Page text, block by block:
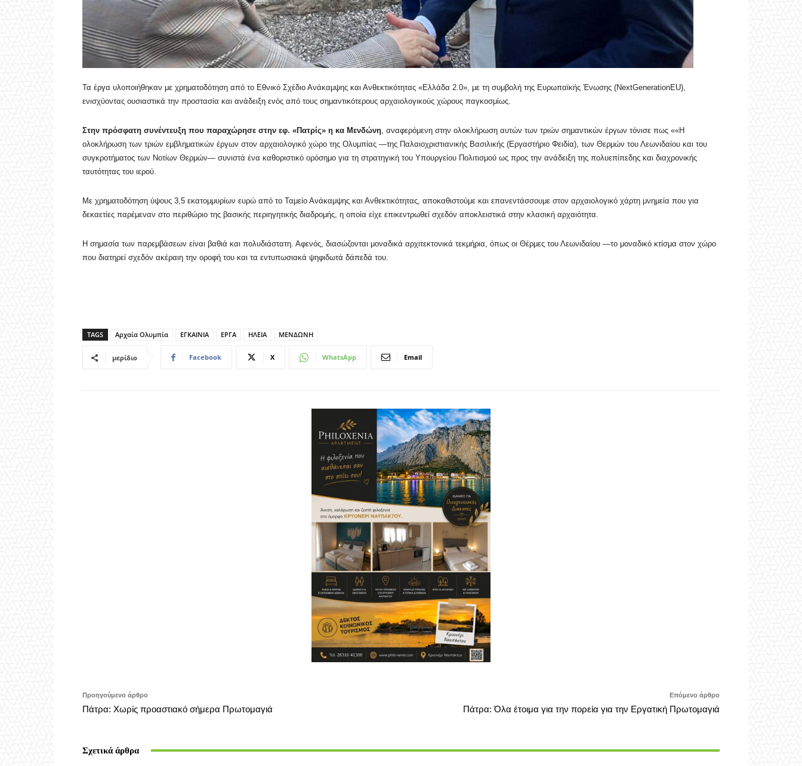
Τα έργα υλοποιήθηκαν με χρηματοδότηση από το Εθνικό Σχέδιο Ανάκαμψης και Ανθεκτικότητας «Ελλάδα 2.0», με τη συμβολή της Ευρωπαϊκής Ένωσης (NextGenerationEU),
ενισχύοντας ουσιαστικά την προστασία και ανάδειξη ενός από τους σημαντικότερους αρχαιολογικούς χώρους παγκοσμίως.
Στην πρόσφατη συνέντευξη που παραχώρησε στην εφ. «Πατρίς» η κα Μενδώνη, αναφερόμενη στην ολοκλήρωση αυτών των τριών σημαντικών έργων τόνισε πως ««Η
ολοκλήρωση των τριών εμβληματικών έργων στον αρχαιολογικό χώρο της Ολυμπίας —της Παλαιοχριστιανικής Βασιλικής (Εργαστήριο Φειδία), των Θερμών του Λεωνιδαίου και του
συγκροτήματος των Νοτίων Θερμών— συνιστά ένα καθοριστικό ορόσημο για τη στρατηγική του Υπουργείου Πολιτισμού ως προς την ανάδειξη της πολυεπίπεδης και διαχρονικής
ταυτότητας του ιερού.
Με χρηματοδότηση ύψους 3,5 εκατομμυρίων ευρώ από το Ταμείο Ανάκαμψης και Ανθεκτικότητας, αποκαθιστούμε και επανεντάσσουμε στον αρχαιολογικό χάρτη μνημεία που για
δεκαετίες παρέμεναν στο περιθώριο της βασικής περιηγητικής διαδρομής, η οποία είχε επικεντρωθεί σχεδόν αποκλειστικά στην κλασική αρχαιότητα.
Η σημασία των παρεμβάσεων είναι βαθιά και πολυδιάστατη. Αφενός, διασώζονται μοναδικά αρχιτεκτονικά τεκμήρια, όπως οι Θέρμες του Λεωνιδαίου —το μοναδικό κτίσμα στον χώρο
που διατηρεί σχεδόν ακέραιη την οροφή του και τα εντυπωσιακά ψηφιδωτά δάπεδά του.
TAGS Αρχαία Ολυμπία ΕΓΚΑΙΝΙΑ ΕΡΓΑ ΗΛΕΙΑ ΜΕΝΔΩΝΗ
μερίδιο Facebook X WhatsApp Email
Προηγούμενο άρθρο
Πάτρα: Χωρίς προαστιακό σήμερα Πρωτομαγιά
Επόμενο άρθρο
Πάτρα: Όλα έτοιμα για την πορεία για την Εργατική Πρωτομαγιά
Σχετικά άρθρα